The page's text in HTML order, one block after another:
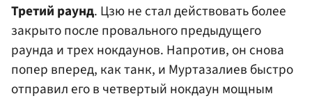
Третий раунд. Цзю не стал действовать более
закрыто после провального предыдущего
раунда и трех нокдаунов. Напротив, он снова
попер вперед, как танк, и Муртазалиев быстро
отправил его в четвертый нокдаун мощным